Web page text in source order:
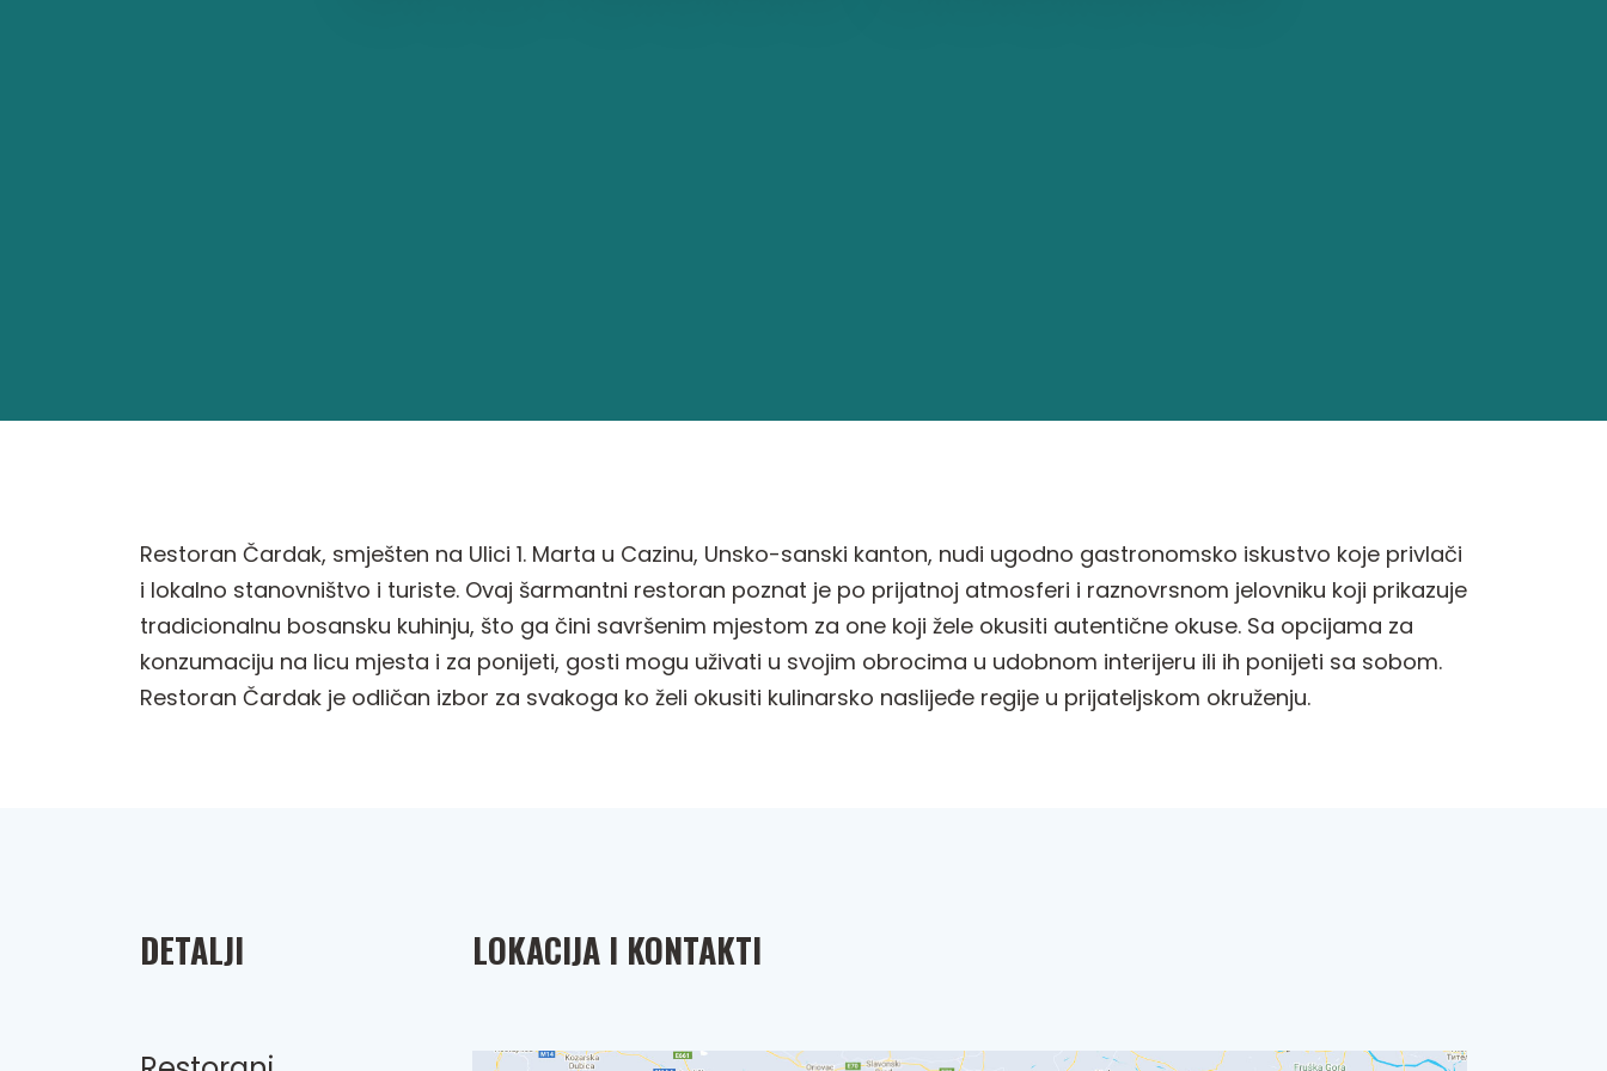
Restoran Čardak, smješten na Ulici 1. Marta u Cazinu, Unsko-sanski kanton, nudi ugodno gastronomsko iskustvo koje privlači
i lokalno stanovništvo i turiste. Ovaj šarmantni restoran poznat je po prijatnoj atmosferi i raznovrsnom jelovniku koji prikazuje
tradicionalnu bosansku kuhinju, što ga čini savršenim mjestom za one koji žele okusiti autentične okuse. Sa opcijama za
konzumaciju na licu mjesta i za ponijeti, gosti mogu uživati u svojim obrocima u udobnom interijeru ili ih ponijeti sa sobom.
Restoran Čardak je odličan izbor za svakoga ko želi okusiti kulinarsko naslijeđe regije u prijateljskom okruženju.
DETALJI LOKACIJA I KONTAKTI